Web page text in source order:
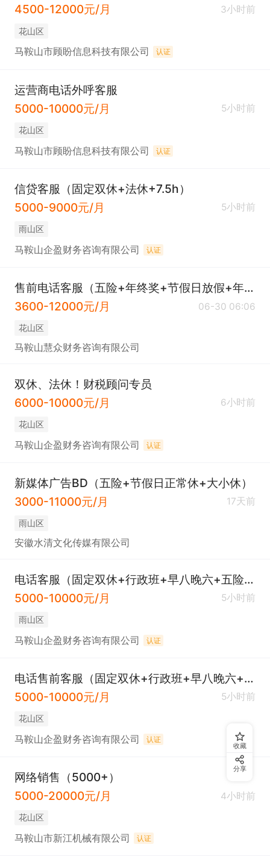
4500-12000元/月
3小时前
花山区
马鞍山市顾盼信息科技有限公司 认证
运营商电话外呼客服
5000-10000元/月
5小时前
花山区
马鞍山市顾盼信息科技有限公司 认证
信贷客服（固定双休+法休+7.5h）
5000-9000元/月
5小时前
雨山区
马鞍山企盈财务咨询有限公司 认证
售前电话客服（五险+年终奖+节假日放假+年假）
3600-12000元/月
06-30 06:06
花山区
马鞍山慧众财务咨询有限公司
双休、法休！财税顾问专员
6000-10000元/月
6小时前
花山区
马鞍山企盈财务咨询有限公司 认证
新媒体广告BD（五险+节假日正常休+大小休）
3000-11000元/月
17天前
雨山区
安徽水清文化传媒有限公司
电话客服（固定双休+行政班+早八晚六+五险+氛围好）
5000-10000元/月
5小时前
雨山区
马鞍山企盈财务咨询有限公司 认证
电话售前客服（固定双休+行政班+早八晚六+五险）
5000-10000元/月
5小时前
花山区
马鞍山企盈财务咨询有限公司 认证
网络销售（5000+）
5000-20000元/月
4小时前
花山区
马鞍山市新江机械有限公司 认证
收藏
分享